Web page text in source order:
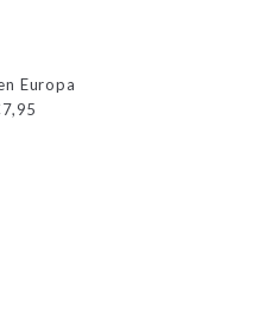
Europa